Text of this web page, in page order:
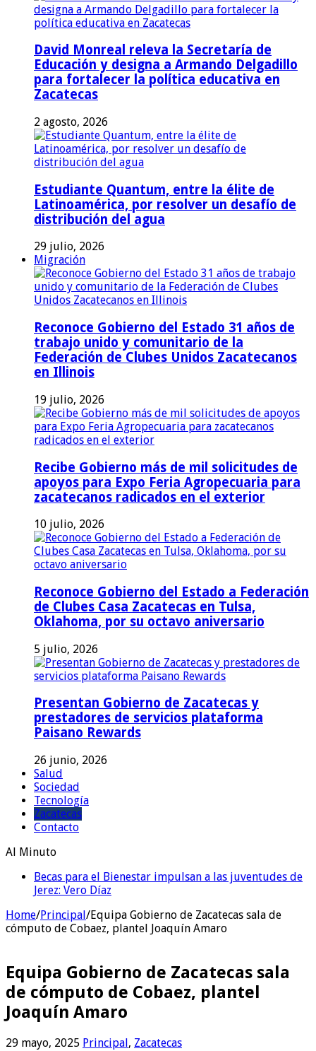
David Monreal releva la Secretaría de
Educación y designa a Armando Delgadillo
para fortalecer la política educativa en
Zacatecas
2 agosto, 2026
Estudiante Quantum, entre la élite de
Latinoamérica, por resolver un desafío de
distribución del agua
29 julio, 2026
Migración
Reconoce Gobierno del Estado 31 años de
trabajo unido y comunitario de la
Federación de Clubes Unidos Zacatecanos
en Illinois
19 julio, 2026
Recibe Gobierno más de mil solicitudes de
apoyos para Expo Feria Agropecuaria para
zacatecanos radicados en el exterior
10 julio, 2026
Reconoce Gobierno del Estado a Federación
de Clubes Casa Zacatecas en Tulsa,
Oklahoma, por su octavo aniversario
5 julio, 2026
Presentan Gobierno de Zacatecas y
prestadores de servicios plataforma
Paisano Rewards
26 junio, 2026
Salud
Sociedad
Tecnología
Zacatecas
Contacto
Al Minuto
Becas para el Bienestar impulsan a las juventudes de
Jerez: Vero Díaz
Home/Principal/Equipa Gobierno de Zacatecas sala de
cómputo de Cobaez, plantel Joaquín Amaro
Equipa Gobierno de Zacatecas sala
de cómputo de Cobaez, plantel
Joaquín Amaro
29 mayo, 2025 Principal, Zacatecas